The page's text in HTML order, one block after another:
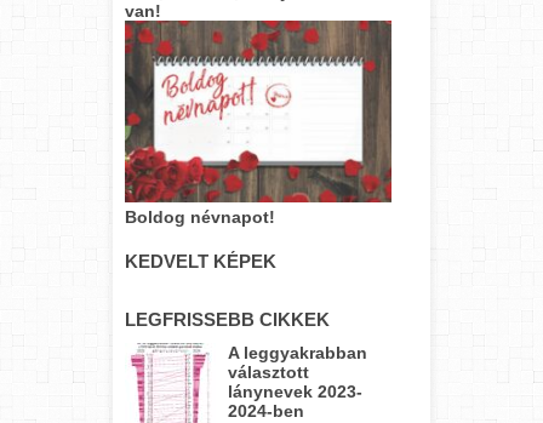
van!
Boldog névnapot!
KEDVELT KÉPEK
LEGFRISSEBB CIKKEK
A leggyakrabban
választott
lánynevek 2023-
2024-ben